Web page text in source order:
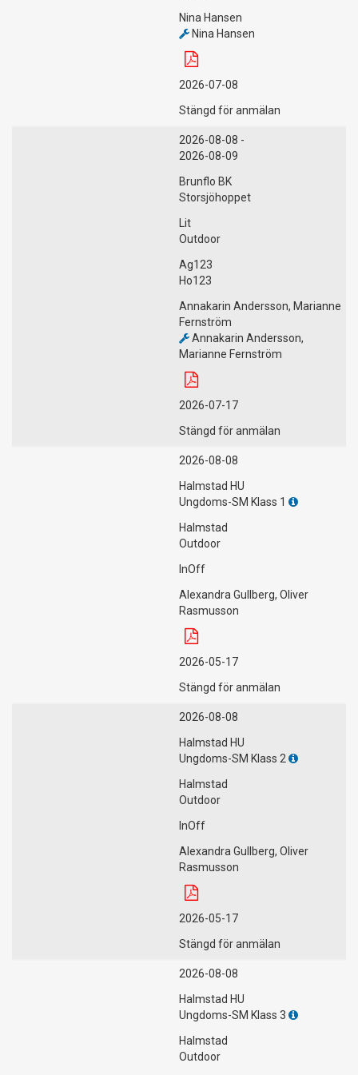
Nina Hansen
Nina Hansen
2026-07-08
Stängd för anmälan
2026-08-08 -
2026-08-09
Brunflo BK
Storsjöhoppet
Lit
Outdoor
Ag123
Ho123
Annakarin Andersson, Marianne
Fernström
Annakarin Andersson,
Marianne Fernström
2026-07-17
Stängd för anmälan
2026-08-08
Halmstad HU
Ungdoms-SM Klass 1
Halmstad
Outdoor
InOff
Alexandra Gullberg, Oliver
Rasmusson
2026-05-17
Stängd för anmälan
2026-08-08
Halmstad HU
Ungdoms-SM Klass 2
Halmstad
Outdoor
InOff
Alexandra Gullberg, Oliver
Rasmusson
2026-05-17
Stängd för anmälan
2026-08-08
Halmstad HU
Ungdoms-SM Klass 3
Halmstad
Outdoor